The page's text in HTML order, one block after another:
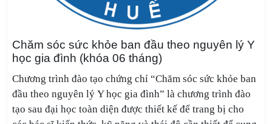
Chăm sóc sức khỏe ban đầu theo nguyên lý Y
học gia đình (khóa 06 tháng)
Chương trình đào tạo chứng chỉ “Chăm sóc sức khỏe ban
đầu theo nguyên lý Y học gia đình” là chương trình đào
tạo sau đại học toàn diện được thiết kế để trang bị cho